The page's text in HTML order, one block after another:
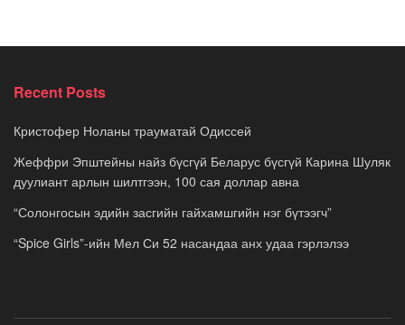
Recent Posts
Кристофер Ноланы трауматай Одиссей
Жеффри Эпштейны найз бүсгүй Беларус бүсгүй Карина Шуляк
дуулиант арлын шилтгээн, 100 сая доллар авна
“Солонгосын эдийн засгийн гайхамшгийн нэг бүтээгч”
“Spice Girls”-ийн Мел Си 52 насандаа анх удаа гэрлэлээ